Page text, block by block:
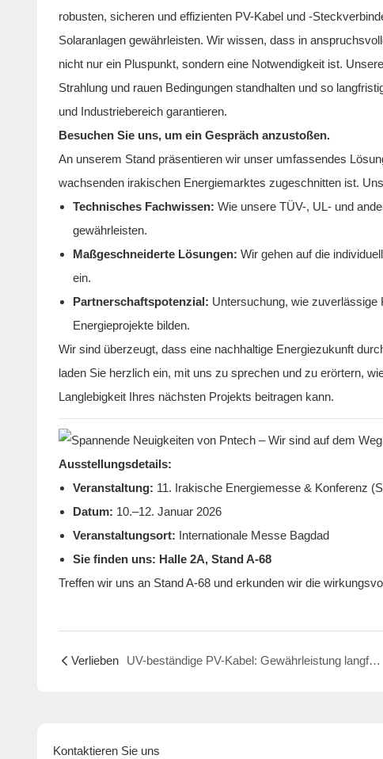
robusten, sicheren und effizienten PV-Kabel und -
Solaranlagen gewährleisten. Wir wissen, dass in
nicht nur ein Pluspunkt, sondern eine Notwendigkeit ist.
Strahlung und rauen Bedingungen standhalten und so
und Industriebereich garantieren.
Besuchen Sie uns, um ein Gespräch anzustoßen.
An unserem Stand präsentieren wir unser umfassendes
wachsenden irakischen Energiemarktes zugeschnitten ist.
Technisches Fachwissen: Wie unsere TÜV-, UL- und
gewährleisten.
Maßgeschneiderte Lösungen: Wir gehen auf die
ein.
Partnerschaftspotenzial: Untersuchung, wie zuverlässige
Energieprojekte bilden.
Wir sind überzeugt, dass eine nachhaltige Energiezukunft
laden Sie herzlich ein, mit uns zu sprechen und zu erörtern,
Langlebigkeit Ihres nächsten Projekts beitragen kann.
Ausstellungsdetails:
Veranstaltung: 11. Irakische Energiemesse & Konferenz
Datum: 10.–12. Januar 2026
Veranstaltungsort: Internationale Messe Bagdad
Sie finden uns: Halle 2A, Stand A-68
Treffen wir uns an Stand A-68 und erkunden wir die
Verlieben UV-beständige PV-Kabel: Gewährleistung langfristiger Stabilität für Solarparks
Kontaktieren Sie uns